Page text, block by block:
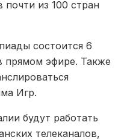
из 100 стран
состоится 6
прямом эфире. Также
Игр.
будут работать
телеканалов,